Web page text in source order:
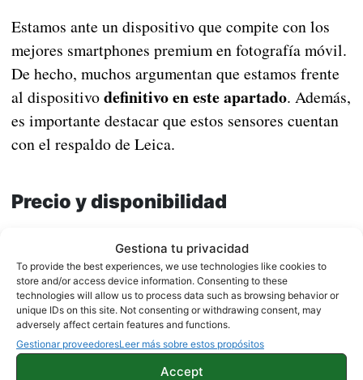
Gestiona tu privacidad
To provide the best experiences, we use technologies like cookies to
store and/or access device information. Consenting to these
technologies will allow us to process data such as browsing behavior or
unique IDs on this site. Not consenting or withdrawing consent, may
adversely affect certain features and functions.
Gestionar proveedoresLeer más sobre estos propósitos
Accept
Estamos ante un dispositivo que compite con los
mejores smartphones premium en fotografía móvil.
De hecho, muchos argumentan que estamos frente
al dispositivodefinitivo en este apartado. Además,
es importante destacar que estos sensores cuentan
con el respaldo de Leica.
Precio y disponibilidad
El Xiaomi 15 Ultra ya está disponible en China de
manera oficial, con un precio base de854 eurosal
cambio para la versión con 12GB de RAM y 256GB
de almacenamiento. Se espera que su precio en el
mercado global pueda alcanzar los 1.000 euros,
dependiendo de la configuración elegida.